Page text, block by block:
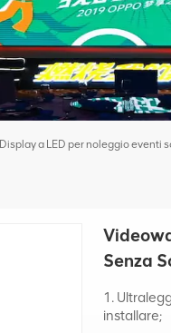
Display a LED per noleggio eventi
Senza
1.
installare;